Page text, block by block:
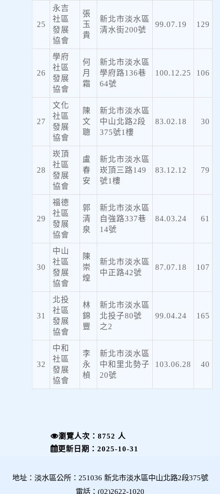
25
永吉
社區
發展
協會
張
玉
貴
新北市淡水區
清水街200號
99.07.19 129
26
學府
社區
發展
協會
何
月
霜
新北市淡水區
學府路136巷
64號
100.12.25 106
27
文化
社區
發展
協會
陳
文
聰
新北市淡水區
中山北路2段
375號1樓
83.02.18 30
28
崁頂
社區
發展
協會
盧
春
安
新北市淡水區
崁頂三路149
號1樓
83.12.12 79
29
福德
社區
發展
協會
郭
清
泉
新北市淡水區
自強路337巷
14號
84.03.24 61
30
中山
社區
發展
協會
陳
崇
煌
新北市淡水區
中正路42號
87.07.18 107
31
北投
社區
發展
協會
林
錦
豐
新北市淡水區
北投子80號
之2
99.04.24 165
32
中和
社區
發展
協會
李
永
楨
新北市淡水區
中和里北勢子
20號
103.06.28 40
瀏覽人次：8752 人
更新日期：2025-10-31
地址：淡水區公所：251036 新北市淡水區中山北路2段375號
電話：(02)2622-1020